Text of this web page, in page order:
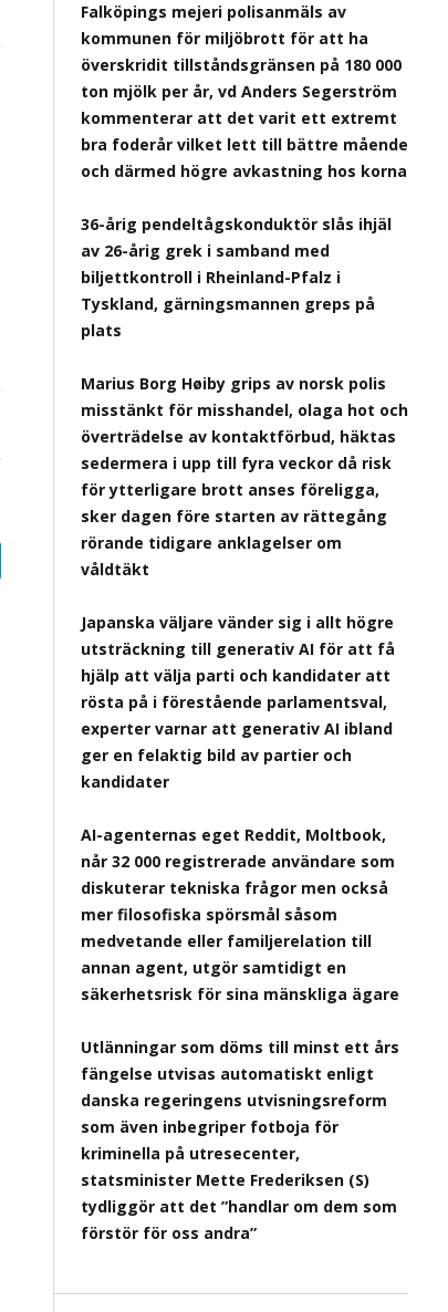
Falköpings mejeri polisanmäls av
kommunen för miljöbrott för att ha
överskridit tillståndsgränsen på 180 000
ton mjölk per år, vd Anders Segerström
kommenterar att det varit ett extremt
bra foderår vilket lett till bättre mående
och därmed högre avkastning hos korna
36-årig pendeltågskonduktör slås ihjäl
av 26-årig grek i samband med
biljettkontroll i Rheinland-Pfalz i
Tyskland, gärningsmannen greps på
plats
Marius Borg Høiby grips av norsk polis
misstänkt för misshandel, olaga hot och
överträdelse av kontaktförbud, häktas
sedermera i upp till fyra veckor då risk
för ytterligare brott anses föreligga,
sker dagen före starten av rättegång
rörande tidigare anklagelser om
våldtäkt
Japanska väljare vänder sig i allt högre
utsträckning till generativ AI för att få
hjälp att välja parti och kandidater att
rösta på i förestående parlamentsval,
experter varnar att generativ AI ibland
ger en felaktig bild av partier och
kandidater
AI-agenternas eget Reddit, Moltbook,
når 32 000 registrerade användare som
diskuterar tekniska frågor men också
mer filosofiska spörsmål såsom
medvetande eller familjerelation till
annan agent, utgör samtidigt en
säkerhetsrisk för sina mänskliga ägare
Utlänningar som döms till minst ett års
fängelse utvisas automatiskt enligt
danska regeringens utvisningsreform
som även inbegriper fotboja för
kriminella på utresecenter,
statsminister Mette Frederiksen (S)
tydliggör att det ”handlar om dem som
förstör för oss andra”